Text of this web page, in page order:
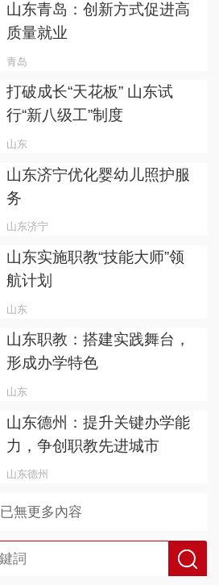
山东青岛：创新方式促进高
质量就业
青岛
打破成长“天花板” 山东试
行“新八级工”制度
山东
山东济宁优化婴幼儿照护服
务
山东济宁
山东实施职教“技能大师”领
航计划
山东
山东职教：搭建实践舞台，
形成办学特色
山东
山东德州：提升关键办学能
力，争创职教先进城市
山东德州
已無更多內容